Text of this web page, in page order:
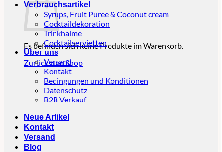
Es befinden sich keine Produkte im Warenkorb.
Zurück zum Shop
Verbrauchsartikel
Syrups, Fruit Puree & Coconut cream
Cocktaildekoration
Trinkhalme
Cocktailservietten
Über uns
Versand
Kontakt
Bedingungen und Konditionen
Datenschutz
B2B Verkauf
Neue Artikel
Kontakt
Versand
Blog